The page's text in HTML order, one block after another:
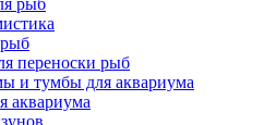
рыб
переноски рыб
и тумбы для аквариума
аквариума